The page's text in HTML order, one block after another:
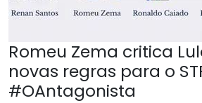
Romeu Zema critica
novas regras para o
#OAntagonista